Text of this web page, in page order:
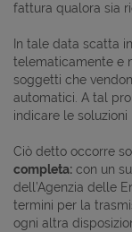
fattura qualora sia
In tale data scatta
telematicamente e
soggetti che
automatici. A tal
indicare le soluzioni
Ciò detto occorre
completa: con un
dell’Agenzia delle
termini per la
ogni altra